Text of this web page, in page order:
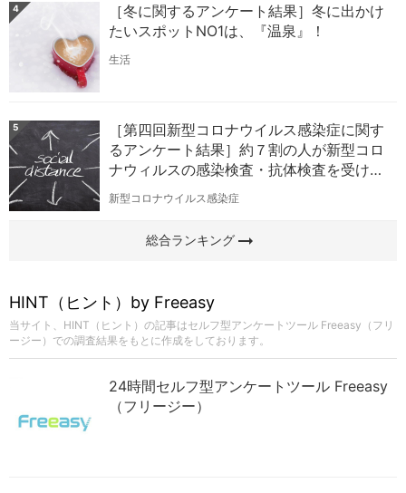
4
［冬に関するアンケート結果］冬に出かけ
たいスポットNO1は、『温泉』！
生活
5
［第四回新型コロナウイルス感染症に関す
るアンケート結果］約７割の人が新型コロ
ナウィルスの感染検査・抗体検査を受ける
ことに前向き
新型コロナウイルス感染症
総合ランキングarrow_right_alt
HINT（ヒント）by Freeasy
当サイト、HINT（ヒント）の記事はセルフ型アンケートツール Freeasy（フリ
ージー）での調査結果をもとに作成をしております。
24時間セルフ型アンケートツール Freeasy
（フリージー）